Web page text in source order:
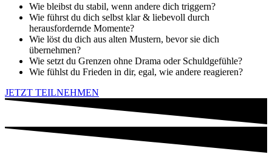
Wie bleibst du stabil, wenn andere dich triggern?
Wie führst du dich selbst klar & liebevoll durch
herausfordernde Momente?
Wie löst du dich aus alten Mustern, bevor sie dich
übernehmen?
Wie setzt du Grenzen ohne Drama oder Schuldgefühle?
Wie fühlst du Frieden in dir, egal, wie andere reagieren?
JETZT TEILNEHMEN